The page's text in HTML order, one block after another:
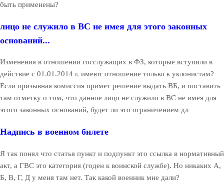
быть применены?
лицо не служило в ВС не имея для этого законных
оснований...
Изменения в отношении госслужащих в ФЗ, которые вступили в
действие с 01.01.2014 г. имеют отношение только к уклонистам?
Если призывная комиссия примет решение выдать ВБ, и поставить
там отметку о том, что данное лицо не служило в ВС не имея для
этого законных оснований, будет ли это ограничением дл
Надпись в военном билете
Я так понял что статья пункт и подпункт это ссылка в нормативный
акт, а ГВС это категория (годен к воинской службе). Но никаких А,
Б, В, Г, Д у меня там нет. Так какой военник мне дали?